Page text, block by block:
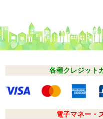
各種クレジット
電子マネー・